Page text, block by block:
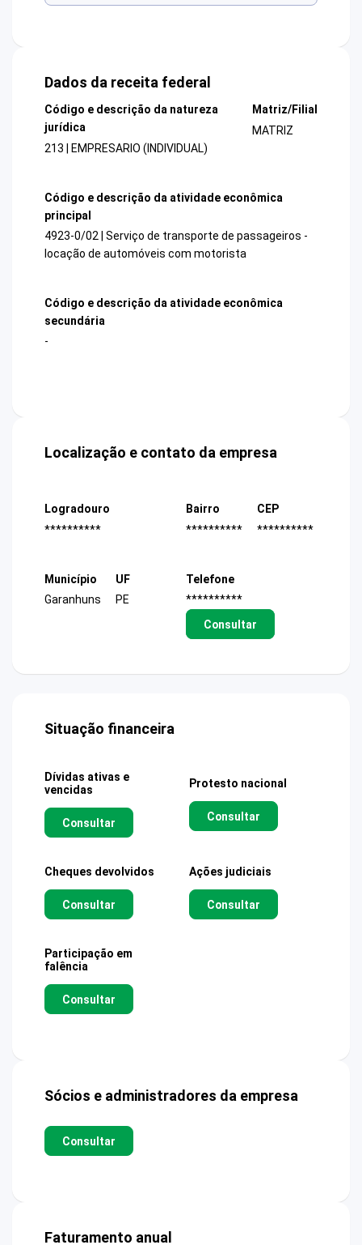
Dados da receita federal
Código e descrição da natureza
jurídica
213 | EMPRESARIO (INDIVIDUAL)
Matriz/Filial
MATRIZ
Código e descrição da atividade econômica
principal
4923-0/02 | Serviço de transporte de passageiros -
locação de automóveis com motorista
Código e descrição da atividade econômica
secundária
-
Localização e contato da empresa
Logradouro
**********
Bairro
**********
CEP
**********
Município
Garanhuns
UF
PE
Telefone
**********
Consultar
Situação financeira
Dívidas ativas e
vencidas
Consultar
Protesto nacional
Consultar
Cheques devolvidos
Consultar
Ações judiciais
Consultar
Participação em
falência
Consultar
Sócios e administradores da empresa
Consultar
Faturamento anual